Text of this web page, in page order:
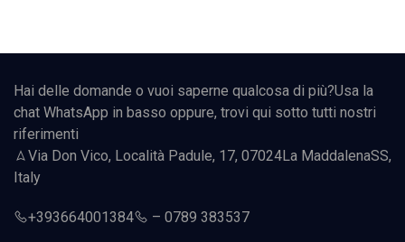
Hai delle domande o vuoi saperne qualcosa di più?Usa la
chat WhatsApp in basso oppure, trovi qui sotto tutti nostri
riferimenti
Via Don Vico, Località Padule, 17, 07024La MaddalenaSS,
Italy
+393664001384 – 0789 383537